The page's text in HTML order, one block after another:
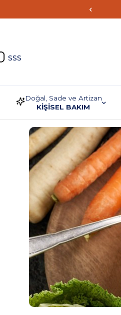
SSS
Doğal, Sade ve Artizan
KİŞİSEL BAKIM